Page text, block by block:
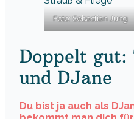
Foto: Sebastian Jung
Doppelt
und DJane
Du bist ja auch als